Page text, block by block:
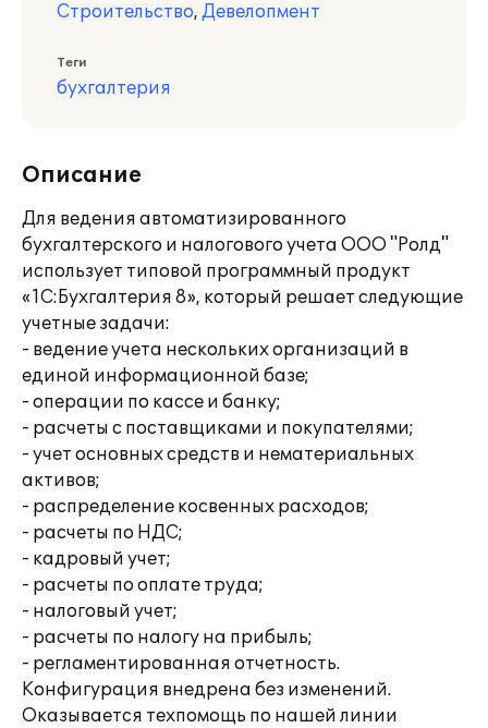
Строительство, Девелопмент
Теги
бухгалтерия
Описание
Для ведения автоматизированного
бухгалтерского и налогового учета ООО "Ролд"
использует типовой программный продукт
«1С:Бухгалтерия 8», который решает следующие
учетные задачи:
- ведение учета нескольких организаций в
единой информационной базе;
- операции по кассе и банку;
- расчеты с поставщиками и покупателями;
- учет основных средств и нематериальных
активов;
- распределение косвенных расходов;
- расчеты по НДС;
- кадровый учет;
- расчеты по оплате труда;
- налоговый учет;
- расчеты по налогу на прибыль;
- регламентированная отчетность.
Конфигурация внедрена без изменений.
Оказывается техпомощь по нашей линии